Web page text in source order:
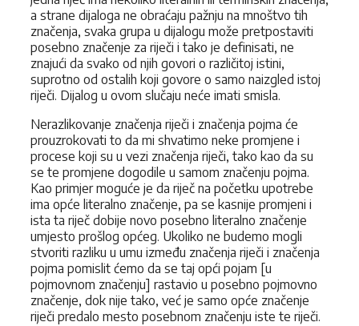
a strane dijaloga ne obraćaju pažnju na mnoštvo tih
značenja, svaka grupa u dijalogu može pretpostaviti
posebno značenje za riječi i tako je definisati, ne
znajući da svako od njih govori o različitoj istini,
suprotno od ostalih koji govore o samo naizgled istoj
riječi. Dijalog u ovom slučaju neće imati smisla.
Nerazlikovanje značenja riječi i značenja pojma će
prouzrokovati to da mi shvatimo neke promjene i
procese koji su u vezi značenja riječi, tako kao da su
se te promjene dogodile u samom značenju pojma.
Kao primjer moguće je da riječ na početku upotrebe
ima opće literalno značenje, pa se kasnije promjeni i
ista ta riječ dobije novo posebno literalno značenje
umjesto prošlog općeg. Ukoliko ne budemo mogli
stvoriti razliku u umu između značenja riječi i značenja
pojma pomislit ćemo da se taj opći pojam [u
pojmovnom značenju] rastavio u posebno pojmovno
značenje, dok nije tako, već je samo opće značenje
riječi predalo mesto posebnom značenju iste te riječi.